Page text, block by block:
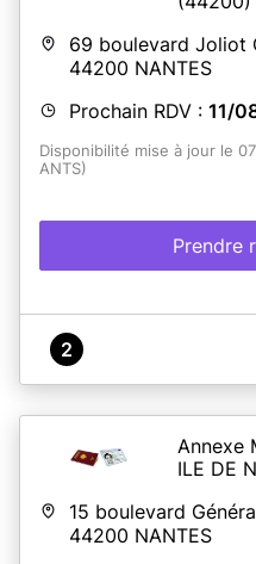
69 boulevard Joliot
44200 NANTES
Prochain RDV : 11/
Disponibilité mise à jour le
ANTS)
Prendre
2
Annexe
ILE DE
15 boulevard
44200 NANTES